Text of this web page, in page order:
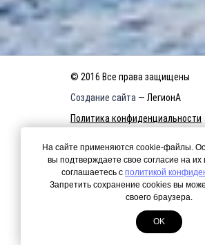
© 2016 Все права защищены
Создание сайта — ЛегионА
Политика конфиденциальности
КАРТА САЙТА
На сайте применяются cookie-файлы.
вы подтверждаете свое согласие на их
соглашаетесь с политикой
Запретить сохранение cookies вы
своего браузера.
OK